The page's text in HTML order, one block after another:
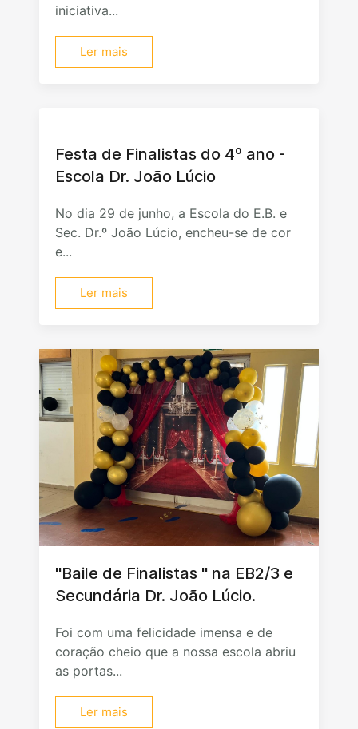
iniciativa...
Ler mais
Festa de Finalistas do 4º ano -
Escola Dr. João Lúcio
No dia 29 de junho, a Escola do E.B. e
Sec. Dr.º João Lúcio, encheu-se de cor
e...
Ler mais
"Baile de Finalistas " na EB2/3 e
Secundária Dr. João Lúcio.
Foi com uma felicidade imensa e de
coração cheio que a nossa escola abriu
as portas...
Ler mais